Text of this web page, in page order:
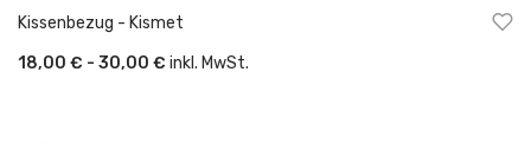
Kissenbezug - Kismet
18,00 € - 30,00 € inkl. MwSt.